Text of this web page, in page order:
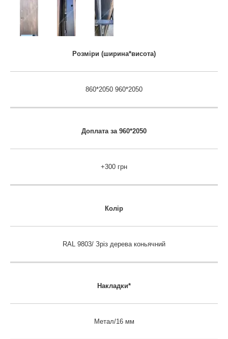
Розміри (ширина*висота)
860*2050 960*2050
Доплата за 960*2050
+300 грн
Колір
RAL 9803/ Зріз дерева коньячний
Накладки*
Метал/16 мм